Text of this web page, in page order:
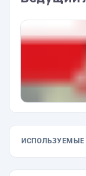
ИСПОЛЬЗУЕМЫЕ